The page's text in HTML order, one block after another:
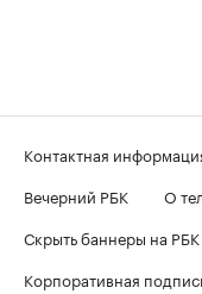
Контактная
Вечерний РБК
О
Скрыть баннеры на РБК
Корпоративная